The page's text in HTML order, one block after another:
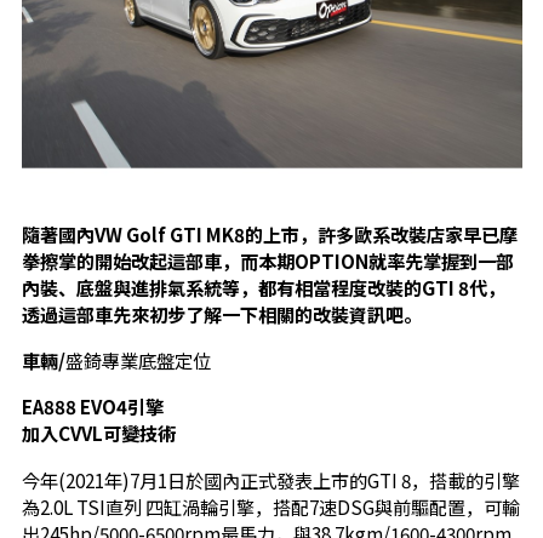
隨著國內VW Golf GTI MK8的上市，許多歐系改裝店家早已摩
拳擦掌的開始改起這部車，而本期OPTION就率先掌握到一部
內裝、底盤與進排氣系統等，都有相當程度改裝的GTI 8代，
透過這部車先來初步了解一下相關的改裝資訊吧。
車輛/盛錡專業底盤定位
EA888 EVO4引擎
加入CVVL可變技術
今年(2021年)7月1日於國內正式發表上市的GTI 8，搭載的引擎
為2.0L TSI直列 四缸渦輪引擎，搭配7速DSG與前驅配置，可輸